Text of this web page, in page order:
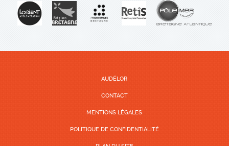
AUDÉLOR
CONTACT
MENTIONS LÉGALES
POLITIQUE DE CONFIDENTIALITÉ